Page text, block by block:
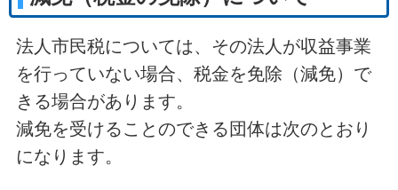
法人市民税については、その法人が収益事業
を行っていない場合、税金を免除（減免）で
きる場合があります。
減免を受けることのできる団体は次のとおり
になります。